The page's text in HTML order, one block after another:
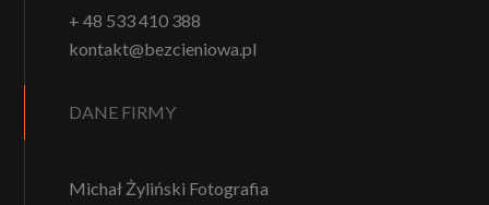
+ 48 533 410 388
kontakt@bezcieniowa.pl
DANE FIRMY
Michał Żyliński Fotografia